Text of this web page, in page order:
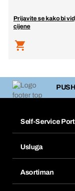
Prijavite se kako bi
cijene
Self-Service
Popisi želja
Ponovno
Usluga
Asortiman